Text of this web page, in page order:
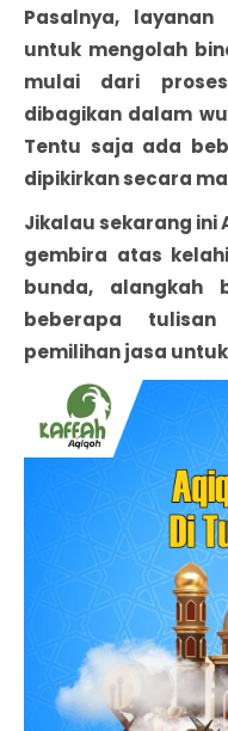
Pasalnya,
untuk mengolah
mulai dari
dibagikan dalam
Tentu saja ada
dipikirkan secara
Jikalau sekarang ini
gembira atas
bunda, alangkah
beberapa
pemilihan jasa